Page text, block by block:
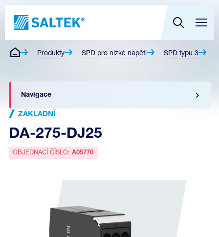
Produkty SPD pro nízké napětí SPD typu 3
Navigace
ZÁKLADNÍ
DA-275-DJ25
OBJEDNACÍ ČÍSLO:A05770